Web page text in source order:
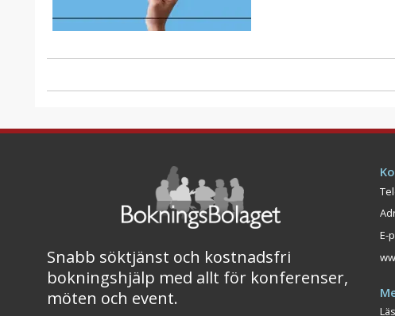
Snabb söktjänst och kostnadsfri
bokningshjälp med allt för konferenser,
möten och event.
E-